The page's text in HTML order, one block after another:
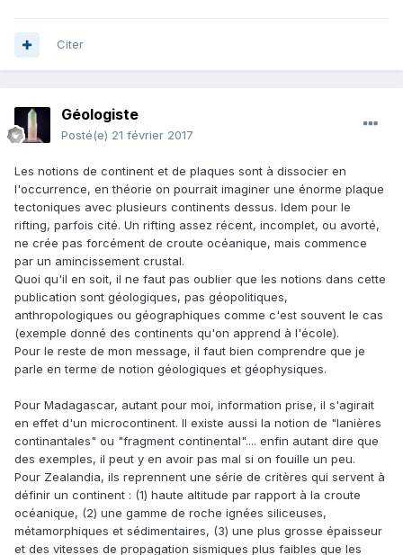
Citer
Géologiste
Posté(e) 21 février 2017
Les notions de continent et de plaques sont à dissocier en
l'occurrence, en théorie on pourrait imaginer une énorme plaque
tectoniques avec plusieurs continents dessus. Idem pour le
rifting, parfois cité. Un rifting assez récent, incomplet, ou avorté,
ne crée pas forcément de croute océanique, mais commence
par un amincissement crustal.
Quoi qu'il en soit, il ne faut pas oublier que les notions dans cette
publication sont géologiques, pas géopolitiques,
anthropologiques ou géographiques comme c'est souvent le cas
(exemple donné des continents qu'on apprend à l'école).
Pour le reste de mon message, il faut bien comprendre que je
parle en terme de notion géologiques et géophysiques.
Pour Madagascar, autant pour moi, information prise, il s'agirait
en effet d'un microcontinent. Il existe aussi la notion de "lanières
continantales" ou "fragment continental".... enfin autant dire que
des exemples, il peut y en avoir pas mal si on fouille un peu.
Pour Zealandia, ils reprennent une série de critères qui servent à
définir un continent : (1) haute altitude par rapport à la croute
océanique, (2) une gamme de roche ignées siliceuses,
métamorphiques et sédimentaires, (3) une plus grosse épaisseur
et des vitesses de propagation sismiques plus faibles que les